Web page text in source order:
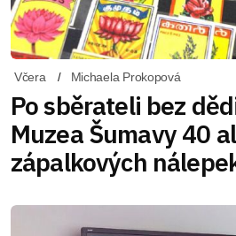
Včera Michaela Prokopová
Po sběrateli bez
Muzea Šumavy 40
zápalkových